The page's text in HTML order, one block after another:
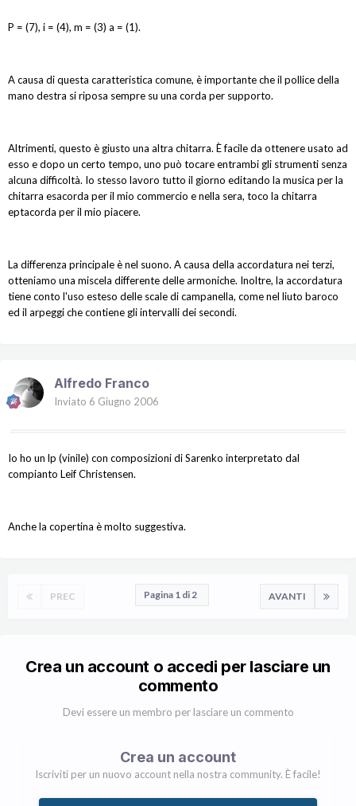
P = (7), i = (4), m = (3) a = (1).
A causa di questa caratteristica comune, è importante che il pollice della
mano destra si riposa sempre su una corda per supporto.
Altrimenti, questo è giusto una altra chitarra. È facile da ottenere usato ad
esso e dopo un certo tempo, uno può tocare entrambi gli strumenti senza
alcuna difficoltà. Io stesso lavoro tutto il giorno editando la musica per la
chitarra esacorda per il mio commercio e nella sera, toco la chitarra
eptacorda per il mio piacere.
La differenza principale è nel suono. A causa della accordatura nei terzi,
otteniamo una miscela differente delle armoniche. Inoltre, la accordatura
tiene conto l'uso esteso delle scale di campanella, come nel liuto baroco
ed il arpeggi che contiene gli intervalli dei secondi.
Alfredo Franco
Inviato 6 Giugno 2006
Io ho un lp (vinile) con composizioni di Sarenko interpretato dal
compianto Leif Christensen.
Anche la copertina è molto suggestiva.
PREC AVANTI
Pagina 1 di 2
Crea un account o accedi per lasciare un
commento
Devi essere un membro per lasciare un commento
Crea un account
Iscriviti per un nuovo account nella nostra community. È facile!